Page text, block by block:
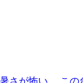
が怖い。 こ